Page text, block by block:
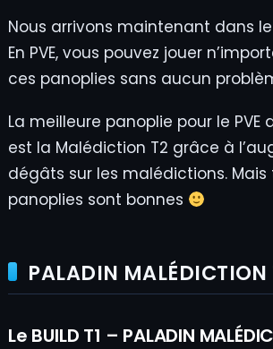
Nous arrivons maintenant dans
En PVE, vous pouvez jouer
ces panoplies sans aucun
La meilleure panoplie pour le
est la Malédiction T2 grâce à
dégâts sur les malédictions. Mais
panoplies sont bonnes
PALADIN MALÉDICTION
Le BUILD T1 – PALADIN